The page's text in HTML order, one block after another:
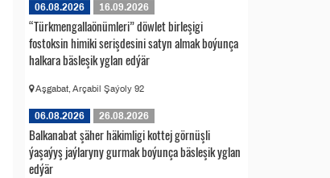
06.08.2026 16.09.2026
“Türkmengallaönümleri” döwlet birleşigi
fostoksin himiki serişdesini satyn almak boýunça
halkara bäsleşik yglan edýär
Aşgabat, Arçabil Şaýoly 92
06.08.2026 26.08.2026
Balkanabat şäher häkimligi kottej görnüşli
ýaşaýyş jaýlaryny gurmak boýunça bäsleşik yglan
edýär